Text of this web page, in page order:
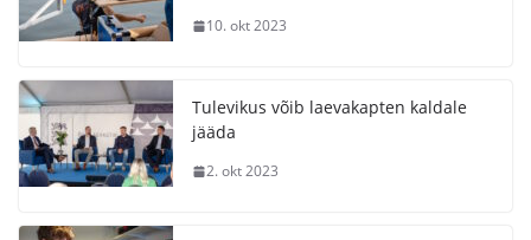
10. okt 2023
Tulevikus võib laevakapten kaldale
jääda
2. okt 2023